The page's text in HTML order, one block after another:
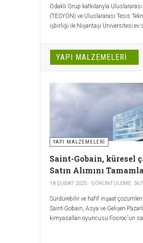
Odaklı Grup katkılarıyla
(TESYÖN) ve Uluslararası Tesis
işbirliği ile Nişantaşı Üniversitesi ev
İstanbul Nişantaşı Üniversitesi Doç.
Salonu'nda gerçekleşecek.
YAPI MALZEMELERI
YAPI MALZEMELERI
Saint-Gobain, küresel
Satın Alımını
18 ŞUBAT 2025 GÖRÜNTÜLEME:
Sürdürebilir ve hafif inşaat
Saint-Gobain, Asya ve Gelişen
kimyasalları oyuncusu Fosroc'un